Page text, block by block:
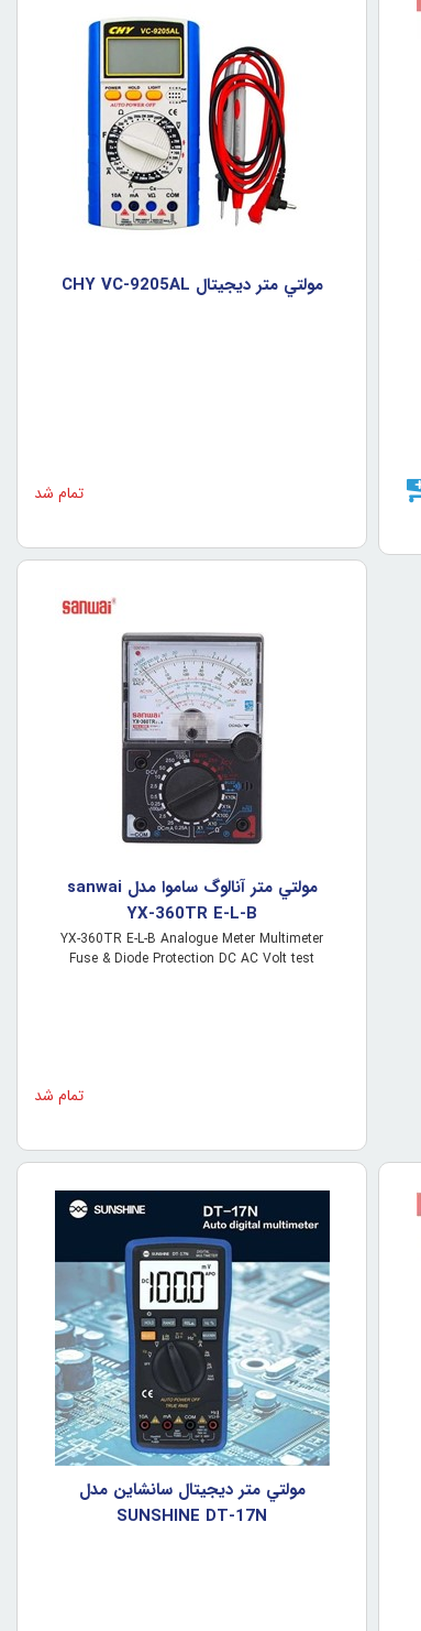
مولتي متر ديجيتال CHY VC-9205AL
تمام شد
مولتي متر آنالوگ ساموا مدل sanwai
YX-360TR E-L-B
YX-360TR E-L-B Analogue Meter Multimeter
Fuse & Diode Protection DC AC Volt test
تمام شد
مولتي متر ديجيتال سانشاين مدل
SUNSHINE DT-17N